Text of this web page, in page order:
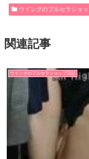
ウイングのブルセラショ
関連記事
ウイングのブルセラショップ日記